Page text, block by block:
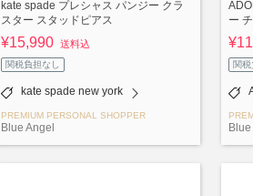
kate spade プレシャス パンジー クラ
スター スタッドピアス
¥15,990 送料込
関税負担なし
kate spade new york
PREMIUM PERSONAL SHOPPER
Blue Angel
ー
関
Blue